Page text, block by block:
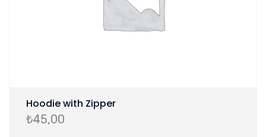
Hoodie with Zipper
₺45,00